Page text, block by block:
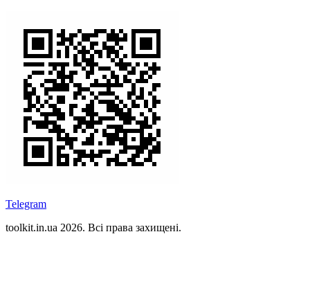
Telegram
toolkit.in.ua 2026. Всі права захищені.